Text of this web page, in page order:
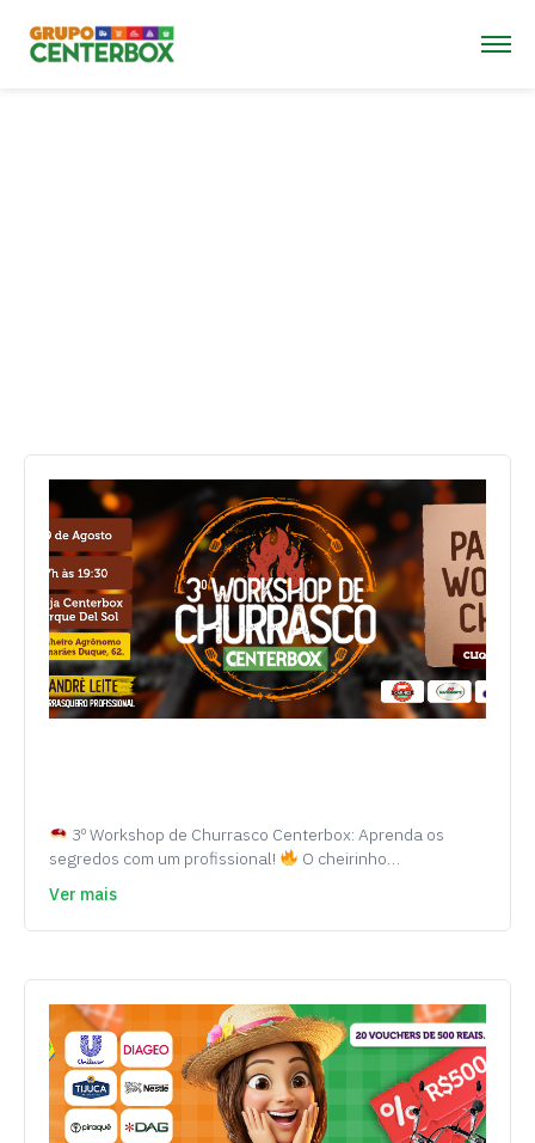
3º Workshop de Churrasco Centerbox: Aprenda os
segredos com um profissional!
O cheirinho…
Ver mais